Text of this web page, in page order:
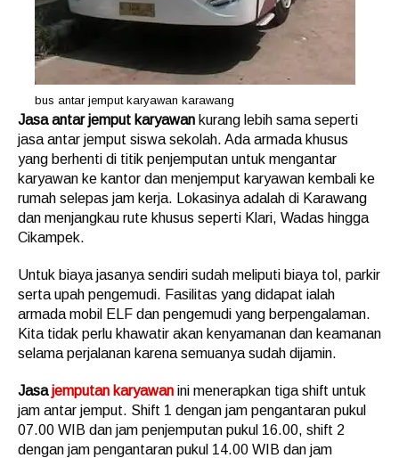
bus antar jemput karyawan karawang
Jasa antar jemput karyawan kurang lebih sama seperti
jasa antar jemput siswa sekolah. Ada armada khusus
yang berhenti di titik penjemputan untuk mengantar
karyawan ke kantor dan menjemput karyawan kembali ke
rumah selepas jam kerja. Lokasinya adalah di Karawang
dan menjangkau rute khusus seperti Klari, Wadas hingga
Cikampek.
Untuk biaya jasanya sendiri sudah meliputi biaya tol, parkir
serta upah pengemudi. Fasilitas yang didapat ialah
armada mobil ELF dan pengemudi yang berpengalaman.
Kita tidak perlu khawatir akan kenyamanan dan keamanan
selama perjalanan karena semuanya sudah dijamin.
Jasajemputan karyawan ini menerapkan tiga shift untuk
jam antar jemput. Shift 1 dengan jam pengantaran pukul
07.00 WIB dan jam penjemputan pukul 16.00, shift 2
dengan jam pengantaran pukul 14.00 WIB dan jam